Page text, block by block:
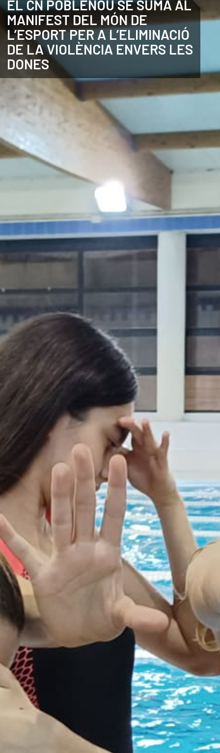
ANGLÈS
EL CN POBLENOU SE SUMA AL
MANIFEST DEL MÓN DE
L’ESPORT PER A L’ELIMINACIÓ
DE LA VIOLÈNCIA ENVERS LES
DONES